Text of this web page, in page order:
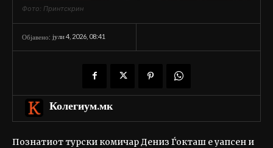
Фото: Принтскрин
Објавено: јули 4, 2026, 08:41
Колегиум.мк
Познатиот турски комичар Дениз Ѓокташ е уапсен и